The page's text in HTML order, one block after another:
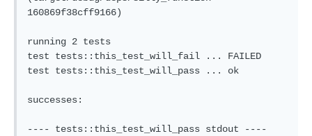
160869f38cff9166)
running 2 tests
test tests::this_test_will_fail ... FAILED
test tests::this_test_will_pass ... ok
successes:
---- tests::this_test_will_pass stdout ----